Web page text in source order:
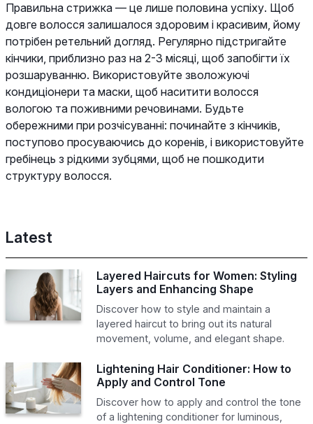
Правильна стрижка — це лише половина успіху. Щоб
довге волосся залишалося здоровим і красивим, йому
потрібен ретельний догляд. Регулярно підстригайте
кінчики, приблизно раз на 2-3 місяці, щоб запобігти їх
розшаруванню. Використовуйте зволожуючі
кондиціонери та маски, щоб наситити волосся
вологою та поживними речовинами. Будьте
обережними при розчісуванні: починайте з кінчиків,
поступово просуваючись до коренів, і використовуйте
гребінець з рідкими зубцями, щоб не пошкодити
структуру волосся.
Latest
Layered Haircuts for Women: Styling
Layers and Enhancing Shape
Discover how to style and maintain a
layered haircut to bring out its natural
movement, volume, and elegant shape.
Lightening Hair Conditioner: How to
Apply and Control Tone
Discover how to apply and control the tone
of a lightening conditioner for luminous,